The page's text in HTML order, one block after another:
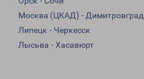
Москва (ЦКАД) - Димитровград
Липецк - Черкесск
Лысьва - Хасавюрт